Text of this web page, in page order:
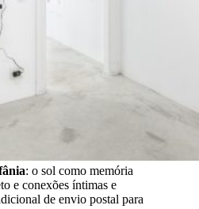
: o sol como memória
e conexões íntimas e
de envio postal para